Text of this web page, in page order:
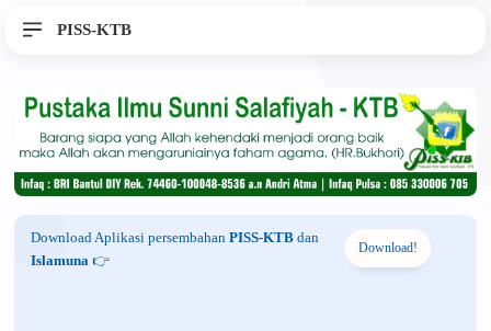
PISS-KTB
Download Aplikasi persembahan PISS-KTB dan
Islamuna 👉
Download!